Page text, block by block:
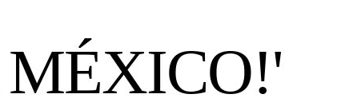
MÉXICO!'